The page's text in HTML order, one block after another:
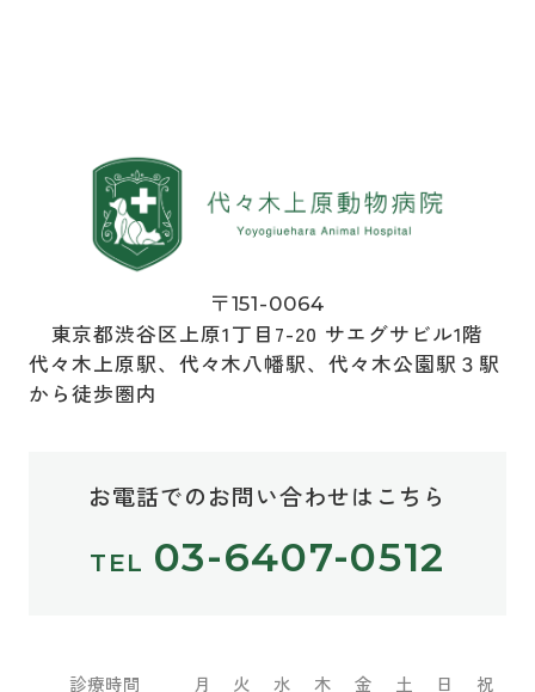
〒151-0064
東京都渋谷区上原1丁目7-20 サエグサビル1階
代々木上原駅、代々木八幡駅、代々木公園駅３駅
から徒歩圏内
お電話でのお問い合わせはこちら
03-6407-0512
診療時間 月 火 水 木 金 土 日 祝